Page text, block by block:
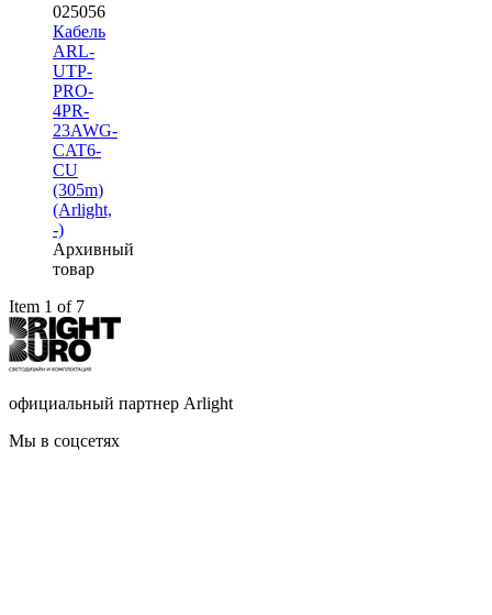
025056
Кабель
ARL-
UTP-
PRO-
4PR-
23AWG-
CAT6-
CU
(305m)
(Arlight,
-)
Архивный
товар
Item 1 of 7
официальный партнер Arlight
Мы в соцсетях